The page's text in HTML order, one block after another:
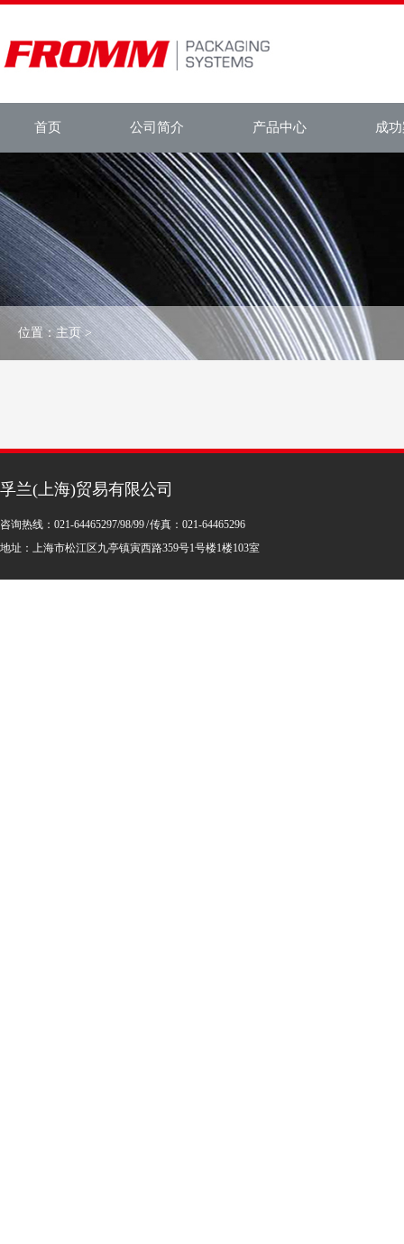
首页 公司简介 产品中心 成
位置： 主页>
孚兰(上海)贸易有限公司
咨询热线：021-64465297/98/99 / 传真：021-64465296
地址：上海市松江区九亭镇寅西路359号1号楼1楼103室